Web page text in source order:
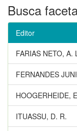
Busca
Editor
FARIAS NETO, A.
FERNANDES
HOOGERHEIDE,
ITUASSU, D. R.